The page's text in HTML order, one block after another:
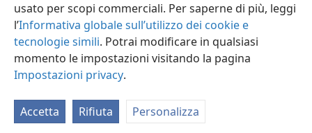
usato per scopi commerciali. Per saperne di più, leggi
l’Informativa globale sull’utilizzo dei cookie e
tecnologie simili. Potrai modificare in qualsiasi
momento le impostazioni visitando la pagina
Impostazioni privacy.
Accetta Rifiuta Personalizza